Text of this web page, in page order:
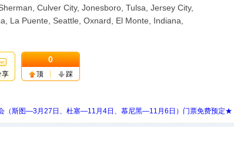
Culver City, Jonesboro, Tulsa, Jersey City,
La Puente, Seattle, Oxnard, El Monte, Indiana,
享
0
顶 踩
（斯图—3月27日、杜塞—11月4日、慕尼黑—11月6日）门票免费预定★